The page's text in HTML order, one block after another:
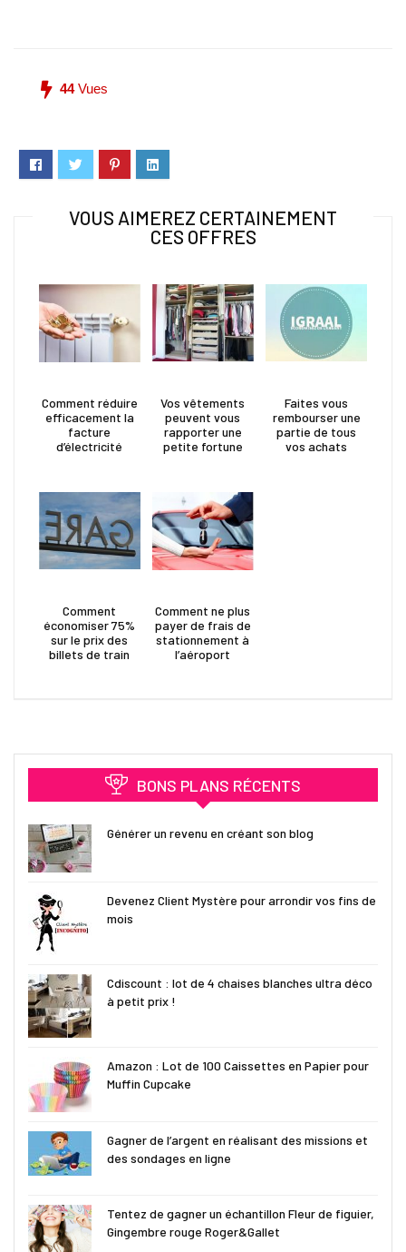
44Vues
VOUS AIMEREZ CERTAINEMENT
CES OFFRES
Comment réduire
efficacement la
facture
d’électricité
Vos vêtements
peuvent vous
rapporter une
petite fortune
Faites vous
rembourser une
partie de tous
vos achats
Comment
économiser 75%
sur le prix des
billets de train
Comment ne plus
payer de frais de
stationnement à
l’aéroport
BONS PLANS RÉCENTS
Générer un revenu en créant son blog
Devenez Client Mystère pour arrondir vos fins de
mois
Cdiscount : lot de 4 chaises blanches ultra déco
à petit prix !
Amazon : Lot de 100 Caissettes en Papier pour
Muffin Cupcake
Gagner de l’argent en réalisant des missions et
des sondages en ligne
Tentez de gagner un échantillon Fleur de figuier,
Gingembre rouge Roger&Gallet